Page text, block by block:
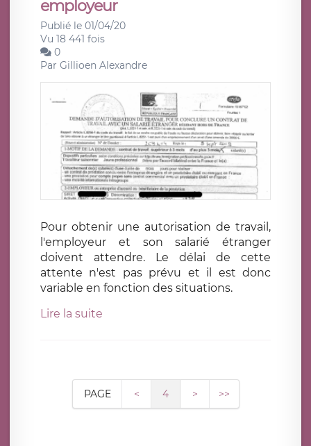
employeur
Publié le 01/04/20
Vu 18 441 fois
0
Par Gillioen Alexandre
Pour obtenir une autorisation de travail,
l'employeur et son salarié étranger
doivent attendre. Le délai de cette
attente n'est pas prévu et il est donc
variable en fonction des situations.
Lire la suite
PAGE < 4 > >>